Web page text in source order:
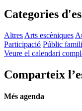
Categories
Altres Arts escèniques
Participació Públic
Veure el calendari
Comparteix
Més agenda